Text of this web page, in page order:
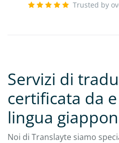
Trusted by
Servizi di
certificata da
lingua
Noi di Translayte siamo